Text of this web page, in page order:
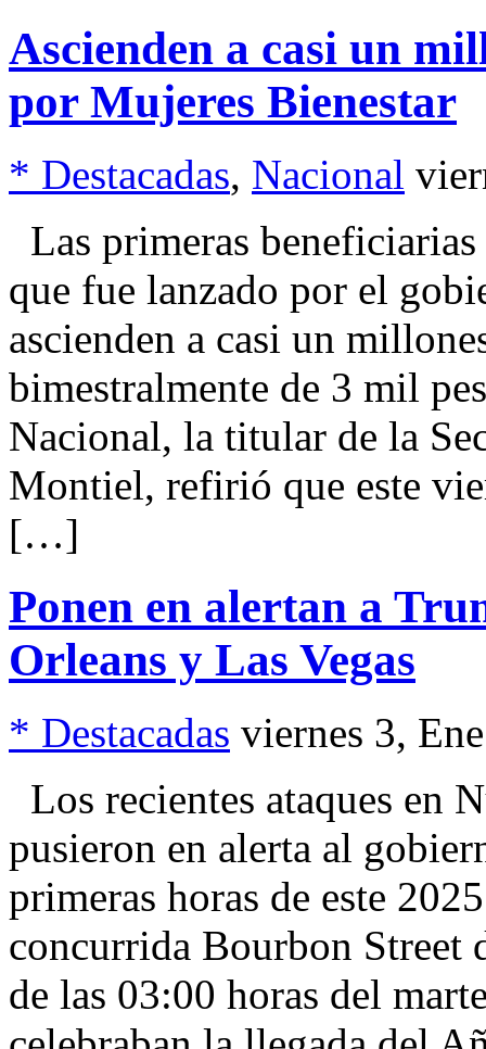
Ascienden a casi un
por Mujeres Bienestar
* Destacadas, Nacional
Las primeras
que fue lanzado por el
ascienden a casi un
bimestralmente de 3 mil
Nacional, la titular de la
Montiel, refirió que este
[…]
Ponen en alertan a
Orleans y Las Vegas
* Destacadas viernes 3,
Los recientes ataques en
pusieron en alerta al
primeras horas de este
concurrida Bourbon Street
de las 03:00 horas del